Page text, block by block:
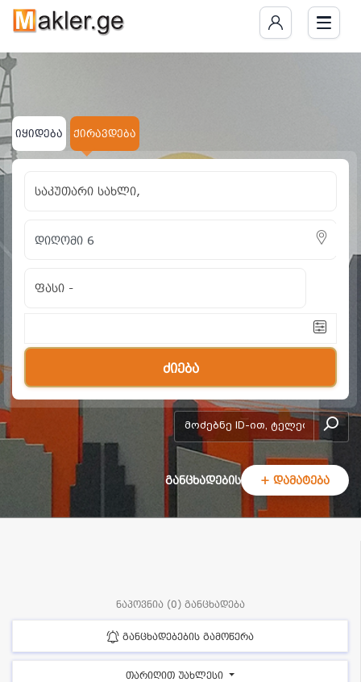
იყიდება ქირავდება
საკუთარი სახლი,
ფასი -
ძიება
add-form
განცხადების + დამატება
ნაპოვნია (0) განცხადება
განცხადებების გამოწერა
თარიღით უახლესი